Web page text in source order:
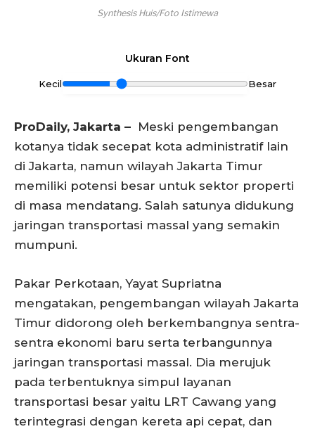
Synthesis Huis/Foto Istimewa
Ukuran Font
Kecil Besar
ProDaily, Jakarta – Meski pengembangan
kotanya tidak secepat kota administratif lain
di Jakarta, namun wilayah Jakarta Timur
memiliki potensi besar untuk sektor properti
di masa mendatang. Salah satunya didukung
jaringan transportasi massal yang semakin
mumpuni.
Pakar Perkotaan, Yayat Supriatna
mengatakan, pengembangan wilayah Jakarta
Timur didorong oleh berkembangnya sentra-
sentra ekonomi baru serta terbangunnya
jaringan transportasi massal. Dia merujuk
pada terbentuknya simpul layanan
transportasi besar yaitu LRT Cawang yang
terintegrasi dengan kereta api cepat, dan